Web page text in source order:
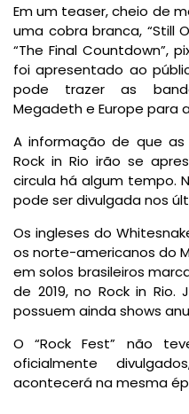
Em um teaser, cheio de
uma cobra branca, “Still
“The Final Countdown”,
foi apresentado ao
pode trazer as
Megadeth e Europe para
A informação de que
Rock in Rio irão se
circula há algum tempo.
pode ser divulgada nos
Os ingleses do
os norte-americanos do
em solos brasileiros
de 2019, no Rock in
possuem ainda shows
O “Rock Fest” não
oficialmente
acontecerá na mesma